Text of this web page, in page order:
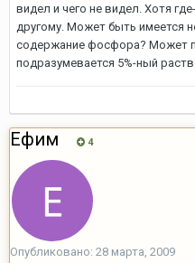
видел и чего не видел. Хотя
другому. Может быть имеется
содержание фосфора? Может
подразумевается 5%-ный
Ефим 4
Опубликовано: 28 марта, 2009